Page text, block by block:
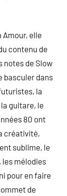
Amour, elle
contenu de
notes de Slow
basculer dans
la
guitare, le
80 ont
créativité,
sublime, le
les mélodies
pour en faire
de